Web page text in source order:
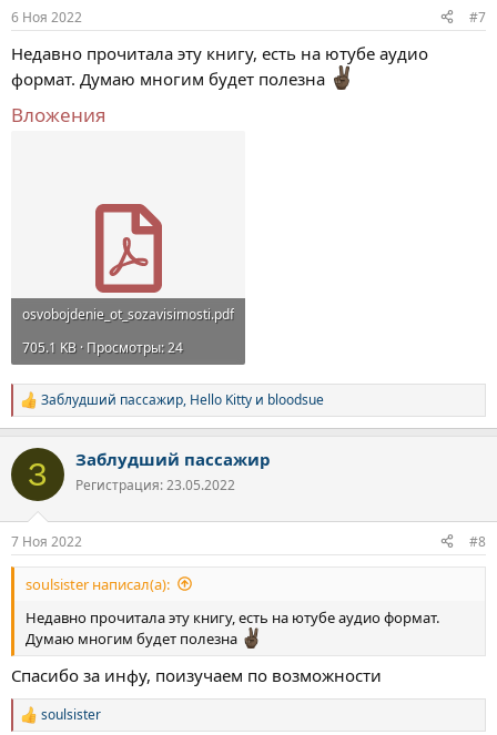
6 Ноя 2022 #7
Недавно прочитала эту книгу, есть на ютубе аудио
формат. Думаю многим будет полезна
Вложения
osvobojdenie_ot_sozavisimosti.pdf
705.1 KB · Просмотры: 24
Р
е
к
и
Заблудший пассажир, Hello Kitty и bloodsue
З Заблудший пассажир
Регистрация: 23.05.2022
7 Ноя 2022 #8
soulsister написал(а):
Недавно прочитала эту книгу, есть на ютубе аудио формат.
Думаю многим будет полезна
Спасибо за инфу, поизучаем по возможности
Р
soulsister